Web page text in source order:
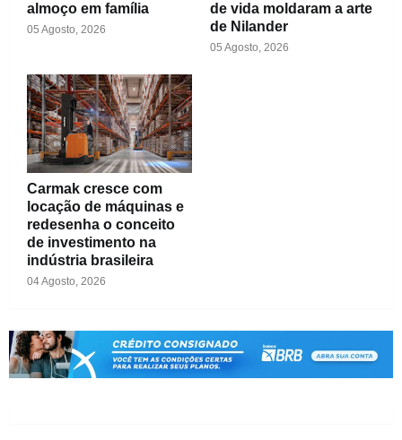
almoço em família
05 Agosto, 2026
de vida moldaram a arte
de Nilander
05 Agosto, 2026
Carmak cresce com
locação de máquinas e
redesenha o conceito
de investimento na
indústria brasileira
04 Agosto, 2026